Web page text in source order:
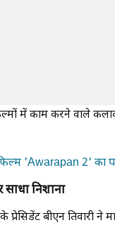
में काम करने वाले
'Awarapan 2' का
निशाना
बीएन तिवारी ने